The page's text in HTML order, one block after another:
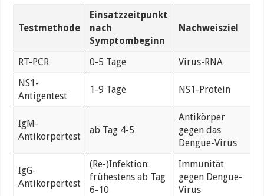
Testmethode
Einsatzzeitpunkt
nach
Symptombeginn
Nachweisziel
RT-PCR 0-5 Tage
Virus-RNA
NS1-
Antigentest
1-9 Tage NS1-Protein
IgM-
Antikörpertest
ab Tag 4-5
Antikörper
gegen das
Dengue-Virus
IgG-
Antikörpertest
(Re-)Infektion:
frühestens ab Tag
6-10
Immunität
gegen Dengue-
Virus